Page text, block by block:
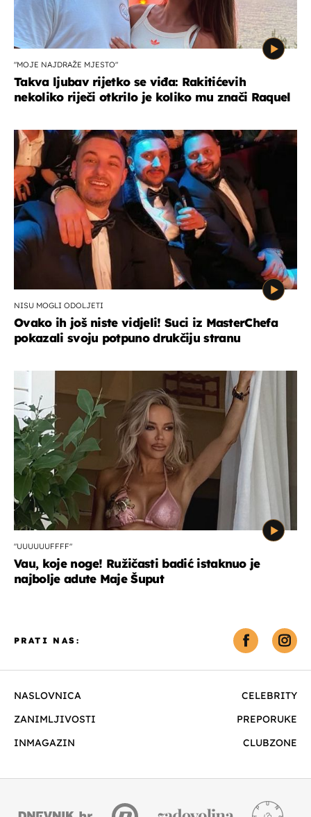
"MOJE NAJDRAŽE MJESTO"
Takva ljubav rijetko se viđa: Rakitićevih
nekoliko riječi otkrilo je koliko mu znači Raquel
NISU MOGLI ODOLJETI
Ovako ih još niste vidjeli! Suci iz MasterChefa
pokazali svoju potpuno drukčiju stranu
"UUUUUUFFFF"
Vau, koje noge! Ružičasti badić istaknuo je
najbolje adute Maje Šuput
NASLOVNICA
CELEBRITY
ZANIMLJIVOSTI
PREPORUKE
INMAGAZIN
CLUBZONE
PRATI NAS: